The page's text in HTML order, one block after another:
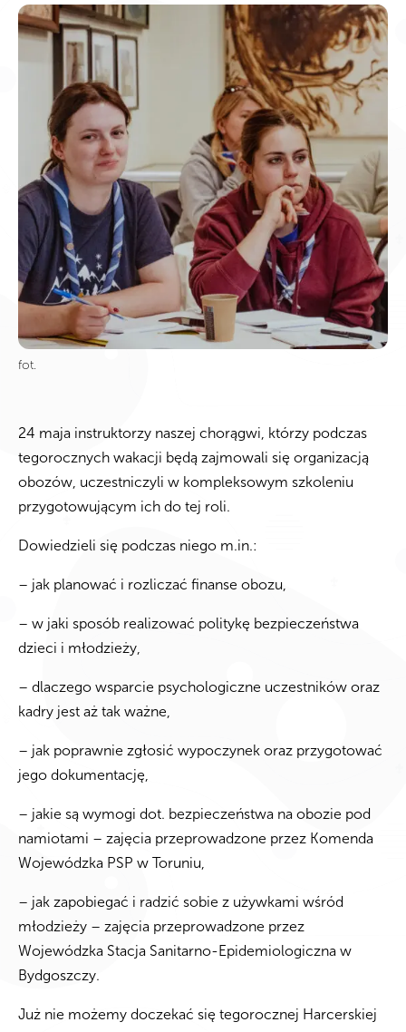
fot.
24 maja instruktorzy naszej chorągwi, którzy podczas
tegorocznych wakacji będą zajmowali się organizacją
obozów, uczestniczyli w kompleksowym szkoleniu
przygotowującym ich do tej roli.
Dowiedzieli się podczas niego m.in.:
– jak planować i rozliczać finanse obozu,
– w jaki sposób realizować politykę bezpieczeństwa
dzieci i młodzieży,
– dlaczego wsparcie psychologiczne uczestników oraz
kadry jest aż tak ważne,
– jak poprawnie zgłosić wypoczynek oraz przygotować
jego dokumentację,
– jakie są wymogi dot. bezpieczeństwa na obozie pod
namiotami – zajęcia przeprowadzone przez Komenda
Wojewódzka PSP w Toruniu,
– jak zapobiegać i radzić sobie z używkami wśród
młodzieży – zajęcia przeprowadzone przez
Wojewódzka Stacja Sanitarno-Epidemiologiczna w
Bydgoszczy.
Już nie możemy doczekać się tegorocznej Harcerskiej